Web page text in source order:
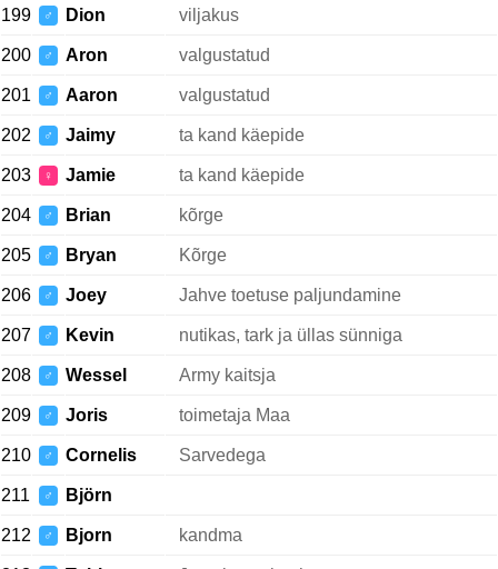
199 ♂ Dion viljakus
200 ♂ Aron valgustatud
201 ♂ Aaron valgustatud
202 ♂ Jaimy ta kand käepide
203 ♀ Jamie ta kand käepide
204 ♂ Brian kõrge
205 ♂ Bryan Kõrge
206 ♂ Joey Jahve toetuse paljundamine
207 ♂ Kevin nutikas, tark ja üllas sünniga
208 ♂ Wessel Army kaitsja
209 ♂ Joris toimetaja Maa
210 ♂ Cornelis Sarvedega
211 ♂ Björn
212 ♂ Bjorn kandma